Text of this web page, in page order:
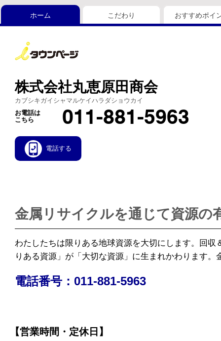
ホーム こだわり おすすめポイ
株式会社丸恵原田商会
カブシキガイシャマルケイハラダショウカイ
お電話は
こちら
011-881-5963
電話する
金属リサイクルを通じて資源の
わたしたちは限りある地球資源を大切にします。回
りある資源」が「大切な資源」に生まれかわります
電話番号：011-881-5963
【営業時間・定休日】